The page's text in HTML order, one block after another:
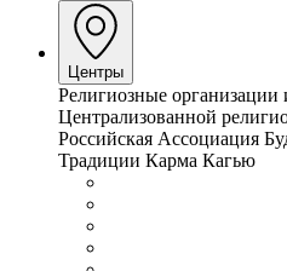
Центры
Религиозные организации
Централизованной
Российская Ассоциация
Традиции Карма Кагью